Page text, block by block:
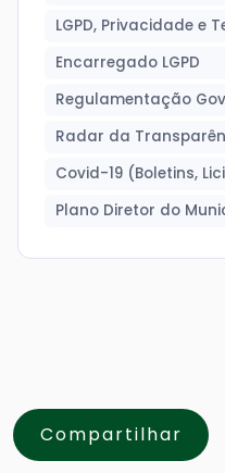
LGPD, Privacidade e
Encarregado LGPD
Regulamentação
Radar da
Covid-19 (Boletins,
Plano Diretor do
Compartilhar